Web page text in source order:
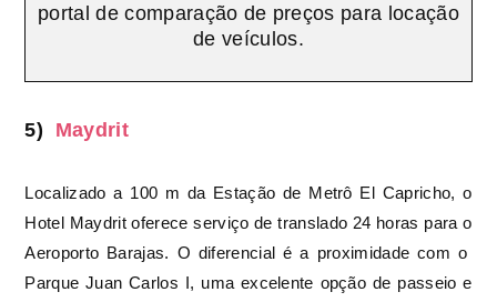
portal de comparação de preços para locação
de veículos.
5) Maydrit
Localizado a 100 m da Estação de Metrô El Capricho, o
Hotel Maydrit oferece serviço de translado 24 horas para o
Aeroporto Barajas. O diferencial é a proximidade com o
Parque Juan Carlos I, uma excelente opção de passeio e